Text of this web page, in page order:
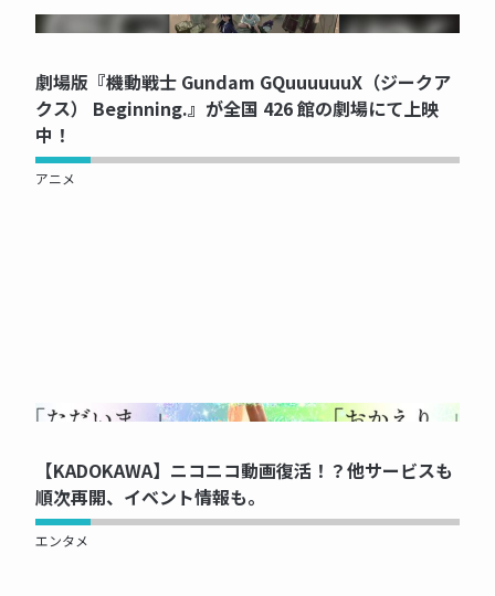
NOW PRINTING...
劇場版『機動戦士 Gundam GQuuuuuuX（ジークア
クス） Beginning.』が全国 426 館の劇場にて上映
中！
アニメ
NOW PRINTING...
【KADOKAWA】ニコニコ動画復活！？他サービスも
順次再開、イベント情報も。
エンタメ